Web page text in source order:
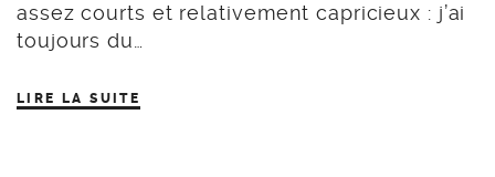
assez courts et relativement capricieux : j’ai
toujours du…
LIRE LA SUITE